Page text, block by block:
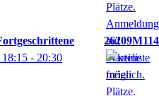
26209M114
18:15 - 20:30